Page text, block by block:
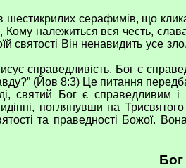
серафимів, що
належиться вся честь,
святості Він ненавидить
Бог є
(Йов 8:3) Це питання
святий Бог є справедливим
поглянувши на
та праведності Божої.